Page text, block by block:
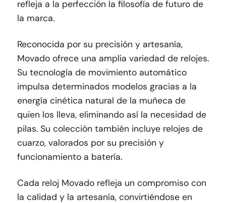
refleja a la perfección la filosofía de futuro de
la marca.
Reconocida por su precisión y artesanía,
Movado ofrece una amplia variedad de relojes.
Su tecnología de movimiento automático
impulsa determinados modelos gracias a la
energía cinética natural de la muñeca de
quien los lleva, eliminando así la necesidad de
pilas. Su colección también incluye relojes de
cuarzo, valorados por su precisión y
funcionamiento a batería.
Cada reloj Movado refleja un compromiso con
la calidad y la artesanía, convirtiéndose en